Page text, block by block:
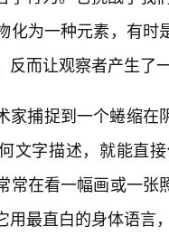
化为一种元素，有
反而让观察者产生了
家捕捉到一个蜷缩
文字描述，就能直
常在看一幅画或一
用最直白的身体语言